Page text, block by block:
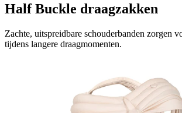
Half Buckle draagzakken
Zachte, uitspreidbare schouderbanden zorgen
tijdens langere draagmomenten.